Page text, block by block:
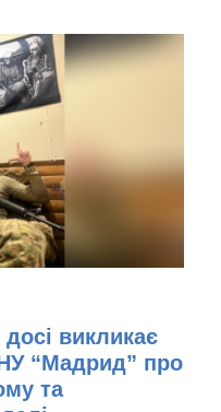
викликає
“Мадрид” про
та